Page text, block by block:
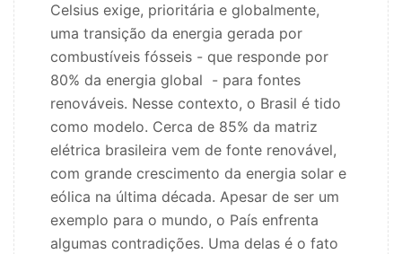
Celsius exige, prioritária e globalmente,
uma transição da energia gerada por
combustíveis fósseis - que responde por
80% da energia global - para fontes
renováveis. Nesse contexto, o Brasil é tido
como modelo. Cerca de 85% da matriz
elétrica brasileira vem de fonte renovável,
com grande crescimento da energia solar e
eólica na última década. Apesar de ser um
exemplo para o mundo, o País enfrenta
algumas contradições. Uma delas é o fato